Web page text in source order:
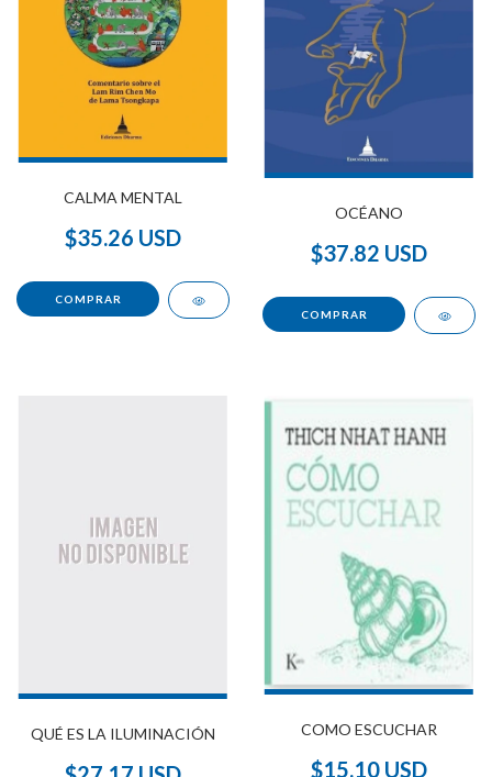
CALMA MENTAL
$35.26 USD
OCÉANO
$37.82 USD
QUÉ ES LA ILUMINACIÓN COMO ESCUCHAR
$15.10 USD